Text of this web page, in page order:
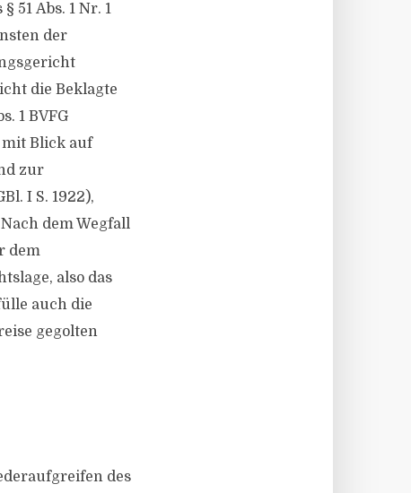
51 Abs. 1 Nr. 1
der
die Beklagte
1 BVFG
mit Blick auf
zur
I S. 1922),
dem Wegfall
dem
also das
auch die
gegolten
des